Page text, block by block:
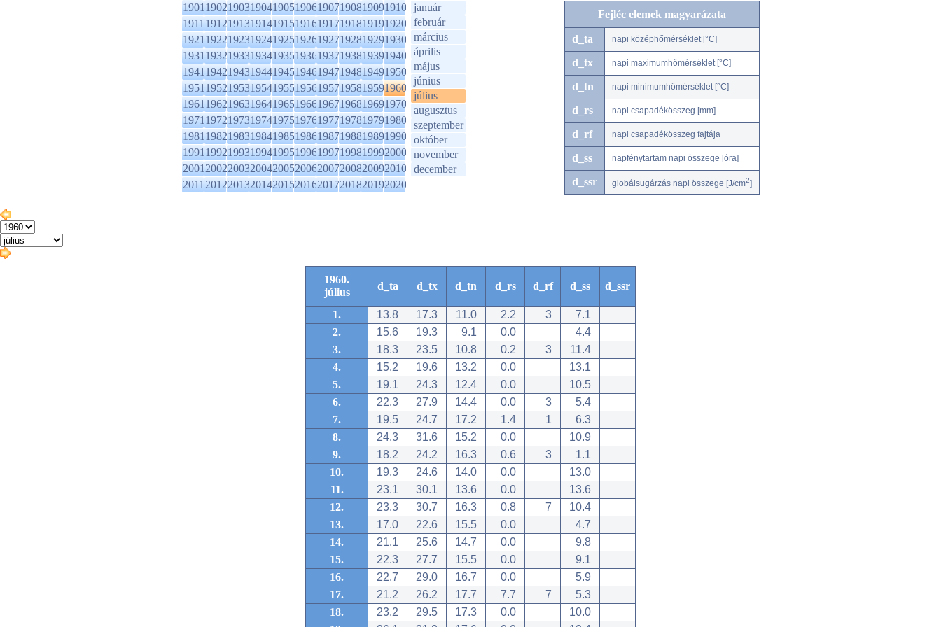
1901190219031904190519061907190819091910
1911191219131914191519161917191819191920
1921192219231924192519261927192819291930
1931193219331934193519361937193819391940
1941194219431944194519461947194819491950
1951195219531954195519561957195819591960
1961196219631964196519661967196819691970
1971197219731974197519761977197819791980
1981198219831984198519861987198819891990
1991199219931994199519961997199819992000
2001200220032004200520062007200820092010
2011201220132014201520162017201820192020
január
február
március
április
május
június
július
augusztus
szeptember
október
november
december
Fejléc elemek magyarázata
d_ta napi középhőmérséklet [°C]
d_tx napi maximumhőmérséklet [°C]
d_tn napi minimumhőmérséklet [°C]
d_rs napi csapadékösszeg [mm]
d_rf napi csapadékösszeg fajtája
d_ss napfénytartam napi összege [óra]
d_ssr globálsugárzás napi összege [J/cm2]
1960.
július
d_ta d_tx d_tn d_rs d_rf d_ss d_ssr
1. 13.8 17.3 11.0 2.2 3
7.1
2.
15.6 19.3 9.1 0.0
4.4
3.
18.3 23.5 10.8 0.2 3
11.4
4.
15.2 19.6 13.2 0.0
13.1
5.
19.1 24.3 12.4 0.0
10.5
6.
22.3 27.9 14.4 0.0 3
5.4
7.
19.5 24.7 17.2 1.4 1
6.3
8.
24.3 31.6 15.2 0.0
10.9
9.
18.2 24.2 16.3 0.6 3
1.1
10.
19.3 24.6 14.0 0.0
13.0
11.
23.1 30.1 13.6 0.0
13.6
12.
23.3 30.7 16.3 0.8 7
10.4
13.
17.0 22.6 15.5 0.0
4.7
14.
21.1 25.6 14.7 0.0
9.8
15.
22.3 27.7 15.5 0.0
9.1
16.
22.7 29.0 16.7 0.0
5.9
17.
21.2 26.2 17.7 7.7 7
5.3
18.
23.2 29.5 17.3 0.0
10.0